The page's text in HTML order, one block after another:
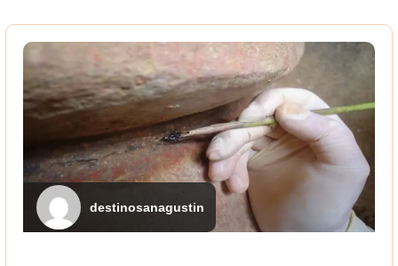
destinosanagustin